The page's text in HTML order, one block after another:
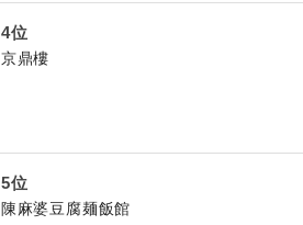
京鼎樓
陳麻婆豆腐麺飯館